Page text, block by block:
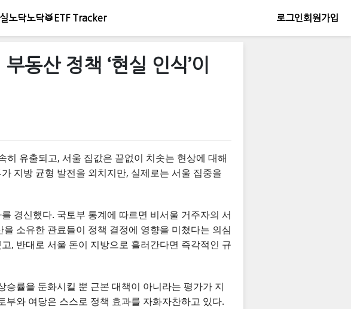
노닥노닥🥁 ETF Tracker 로그인회원가입
동산 정책 ‘현실 인식’이
유출되고, 서울 집값은 끝없이 치솟는 현상에 대해
지방 균형 발전을 외치지만, 실제로는 서울 집중을
경신했다. 국토부 통계에 따르면 비서울 거주자의 서
소유한 관료들이 정책 결정에 영향을 미쳤다는 의심
, 반대로 서울 돈이 지방으로 흘러간다면 즉각적인 규
률을 둔화시킬 뿐 근본 대책이 아니라는 평가가 지
와 여당은 스스로 정책 효과를 자화자찬하고 있다.